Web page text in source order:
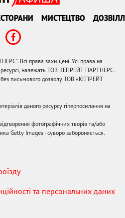
МИСТЕЦТВО
Всі права захищені. Усі права на
ресурсі, належать ТОВ КЕПРЕЙТ ПАРТНЕРС.
без письмового дозволу ТОВ «КЕПРЕЙТ
даного ресурсу гіперпосилання на
фотографічних творів та/або
Getty Images - суворо забороняється.
та персональних даних